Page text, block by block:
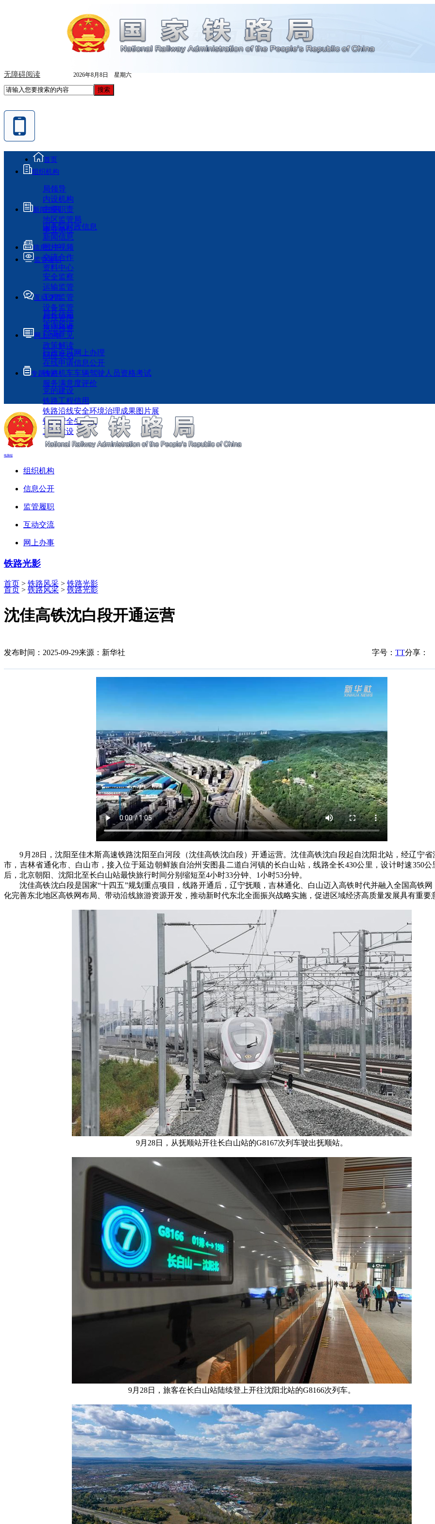
无障碍阅读 2026年8月8日 星期六
首页
组织机构
局领导
内设机构
主要职责
地区监管局
事业单位
新闻资讯
国务院时政信息
新闻信息
图片视频
交流合作
资料中心
信息公开
监管履职
安全监察
运输监管
工程监管
设备监管
科技管理
执法检查
互动交流
局长信箱
咨询投诉
征求意见
政策解读
回应关切
网上办事
行政许可网上办理
在线申请信息公开
铁路机车车辆驾驶人员资格考试
服务满意度评价
专题专栏
党的建设
铁路工程信用
铁路沿线安全环境治理成果图片展
铁路安全生产月
工程建设
电脑端
组织机构
信息公开
监管履职
互动交流
网上办事
铁路光影
首页 > 铁路风采 > 铁路光影
首页 > 铁路风采 > 铁路光影
沈佳高铁沈白段开通运营
发布时间：2025-09-29来源：新华社 分享：
字号： TT
9月28日，沈阳至佳木斯高速铁路沈阳至白河段（沈佳高铁沈白段）开通运营。沈佳高铁沈白段起自沈阳北站，经辽宁省
市，吉林省通化市、白山市，接入位于延边朝鲜族自治州安图县二道白河镇的长白山站，线路全长430公里，设计时速350公
后，北京朝阳、沈阳北至长白山站最快旅行时间分别缩短至4小时33分钟、1小时53分钟。
沈佳高铁沈白段是国家“十四五”规划重点项目，线路开通后，辽宁抚顺，吉林通化、白山迈入高铁时代并融入全国高铁网
化完善东北地区高铁网布局、带动沿线旅游资源开发，推动新时代东北全面振兴战略实施，促进区域经济高质量发展具有重要
9月28日，从抚顺站开往长白山站的G8167次列车驶出抚顺站。
9月28日，旅客在长白山站陆续登上开往沈阳北站的G8166次列车。